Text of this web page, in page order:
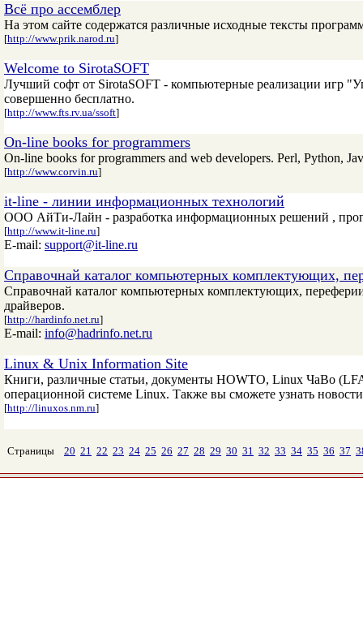
Всё про ассемблер
На этом сайте содержатся различные исходные тексты
[http://www.prik.narod.ru]
Welcome to SirotaSOFT
Лучший софт от SirotaSOFT - компьютерные реализации игр
совершенно бесплатно.
[http://www.fts.rv.ua/ssoft]
On-line books for programmers
On-line books for programmers and web developers. Perl, Python,
[http://www.corvin.ru]
it-line - линии информационных технологий
ООО АйТи-Лайн - разработка информационных решений ,
[http://www.it-line.ru]
E-mail: support@it-line.ru
Справочнай каталог компьютерных комплектующих,
Справочнай каталог компьютерных комплектующих,
драйверов.
[http://hardinfo.net.ru]
E-mail: info@hadrinfo.net.ru
Linux & Unix Information Site
Книги, различные статьи, документы HOWTO, Linux ЧаВо
операционной системе Linux. Также вы сможете узнать
[http://linuxos.nm.ru]
Страницы 20 21 22 23 24 25 26 27 28 29 30 31 32 33 34 35 36 37